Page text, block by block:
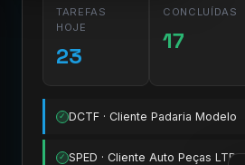
TAREFAS
HOJE
23
CONCLUÍDAS
17
✓ DCTF · Cliente Padaria Modelo
✓ SPED · Cliente Auto Peças LTDA